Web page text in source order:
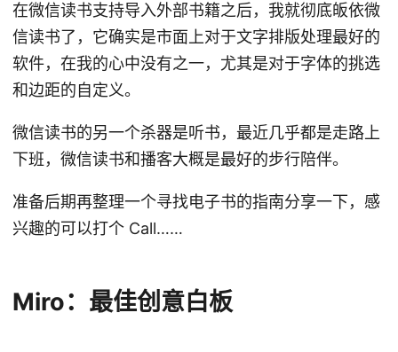
在微信读书支持导入外部书籍之后，我就彻底皈依微
信读书了，它确实是市面上对于文字排版处理最好的
软件，在我的心中没有之一，尤其是对于字体的挑选
和边距的自定义。
微信读书的另一个杀器是听书，最近几乎都是走路上
下班，微信读书和播客大概是最好的步行陪伴。
准备后期再整理一个寻找电子书的指南分享一下，感
兴趣的可以打个 Call……
Miro：最佳创意白板